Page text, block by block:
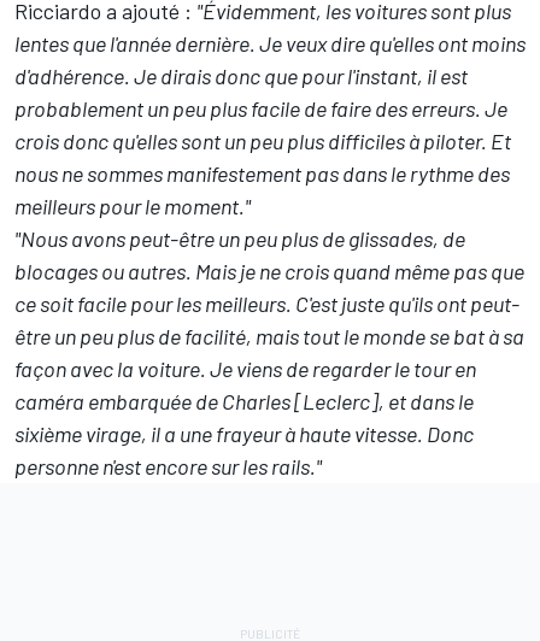
Ricciardo a ajouté : "Évidemment, les voitures sont plus
lentes que l'année dernière. Je veux dire qu'elles ont moins
d'adhérence. Je dirais donc que pour l'instant, il est
probablement un peu plus facile de faire des erreurs. Je
crois donc qu'elles sont un peu plus difficiles à piloter. Et
nous ne sommes manifestement pas dans le rythme des
meilleurs pour le moment."
"Nous avons peut-être un peu plus de glissades, de
blocages ou autres. Mais je ne crois quand même pas que
ce soit facile pour les meilleurs. C'est juste qu'ils ont peut-
être un peu plus de facilité, mais tout le monde se bat à sa
façon avec la voiture. Je viens de regarder le tour en
caméra embarquée de Charles [Leclerc], et dans le
sixième virage, il a une frayeur à haute vitesse. Donc
personne n'est encore sur les rails."